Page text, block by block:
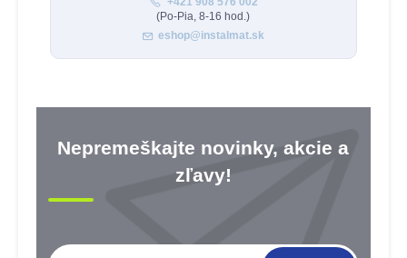
(Po-Pia, 8-16 hod.)
eshop@instalmat.sk
Nepremeškajte novinky, akcie a
zľavy!